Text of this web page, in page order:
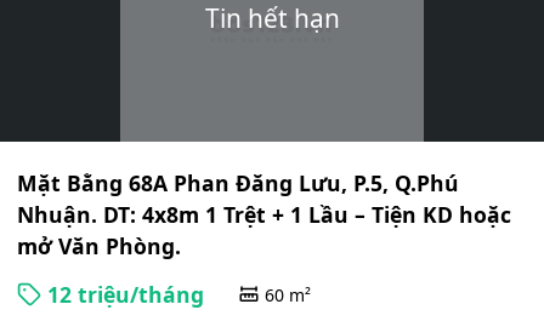
Tiện
mở
Tin hết hạn
Mặt Bằng 68A Phan Đăng Lưu, P.5, Q.Phú
Nhuận. DT: 4x8m 1 Trệt + 1 Lầu – Tiện KD hoặc
mở Văn Phòng.
12 triệu/tháng
60 m²